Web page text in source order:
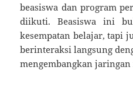
beasiswa dan program
diikuti. Beasiswa ini
kesempatan belajar, tapi
berinteraksi langsung
mengembangkan